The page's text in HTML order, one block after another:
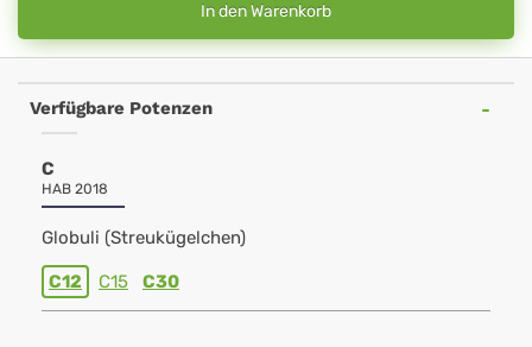
In den Warenkorb
Verfügbare Potenzen
C
HAB 2018
Globuli (Streukügelchen)
C12 C15 C30